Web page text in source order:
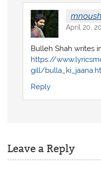
April 20,
Bulleh Shah writes
https://
gill/
Reply
Leave a Reply